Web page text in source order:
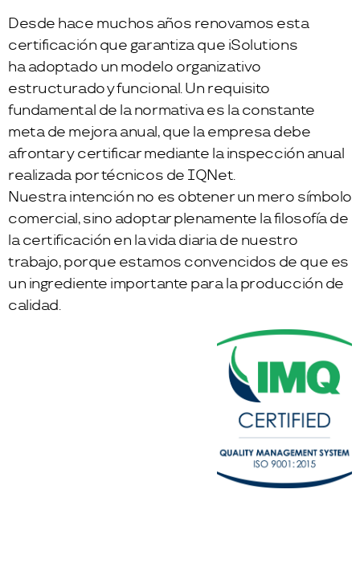
Desde hace muchos años renovamos esta
certificación que garantiza que iSolutions
ha adoptado un modelo organizativo
estructurado y funcional. Un requisito
fundamental de la normativa es la constante
meta de mejora anual, que la empresa debe
afrontar y certificar mediante la inspección anual
realizada por técnicos de IQNet.
Nuestra intención no es obtener un mero símbolo
comercial, sino adoptar plenamente la filosofía de
la certificación en la vida diaria de nuestro
trabajo, porque estamos convencidos de que es
un ingrediente importante para la producción de
calidad.